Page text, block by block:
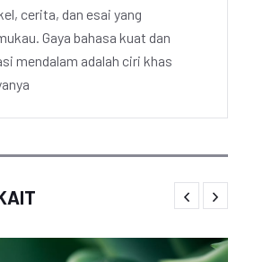
cerita, dan esai yang
Gaya bahasa kuat dan
mendalam adalah ciri khas